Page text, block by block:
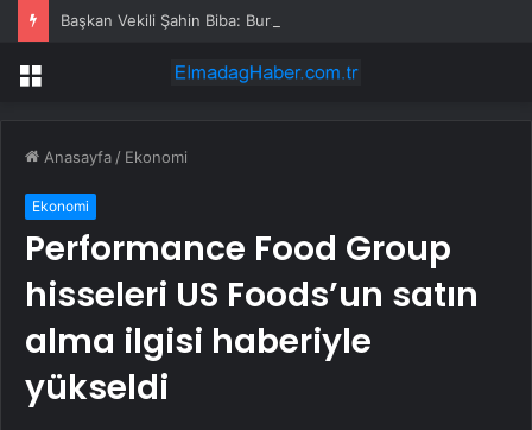
Menü
Anasayfa / Ekonomi
Ekonomi
Performance Food Group
hisseleri US Foods’un satın
alma ilgisi haberiyle
yükseldi